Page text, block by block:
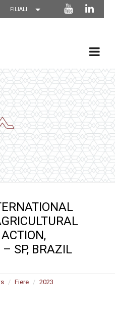
– SP, BRAZIL
Fiere 2023